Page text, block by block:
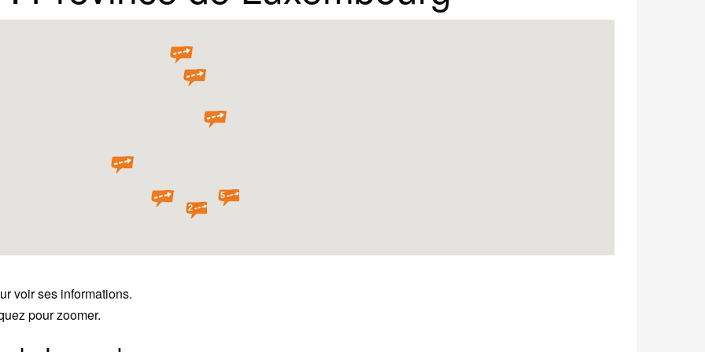
2
5
voir ses informations.
pour zoomer.